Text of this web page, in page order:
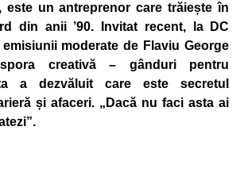
este un antreprenor care trăiește în
din anii ’90. Invitat recent, la DC
moderate de Flaviu George
creativă – gânduri pentru
a dezvăluit care este secretul
și afaceri. „Dacă nu faci asta ai